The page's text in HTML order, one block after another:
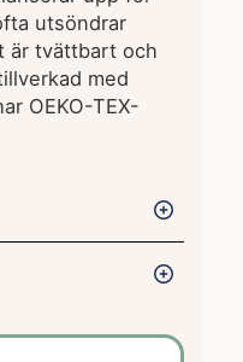
utsöndrar
är tvättbart och
med
OEKO-TEX-